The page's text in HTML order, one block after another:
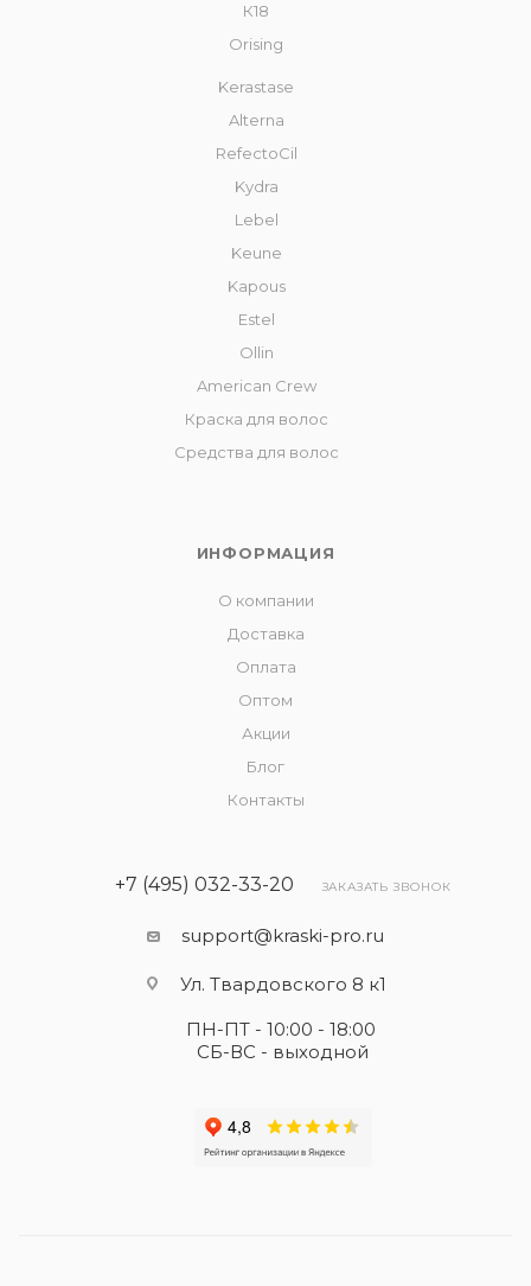
К18
Orising
Kerastase
Alterna
RefectoCil
Kydra
Lebel
Keune
Kapous
Estel
Ollin
American Crew
Краска для волос
Средства для волос
ИНФОРМАЦИЯ
О компании
Доставка
Оплата
Оптом
Акции
Блог
Контакты
+7 (495) 032-33-20 ЗАКАЗАТЬ ЗВОНОК
support@kraski-pro.ru
Ул. Твардовского 8 к1
ПН-ПТ - 10:00 - 18:00
СБ-ВС - выходной